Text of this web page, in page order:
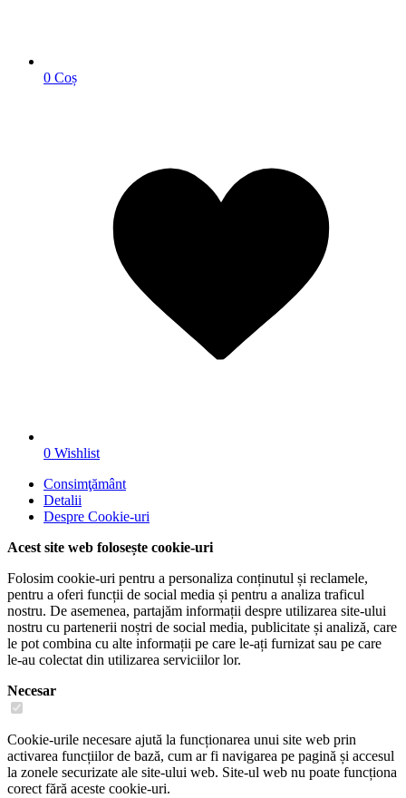
0 Coș
0 Wishlist
Consimţământ
Detalii
Despre Cookie-uri
Acest site web folosește cookie-uri
Folosim cookie-uri pentru a personaliza conținutul și reclamele,
pentru a oferi funcții de social media și pentru a analiza traficul
nostru. De asemenea, partajăm informații despre utilizarea site-ului
nostru cu partenerii noștri de social media, publicitate și analiză, care
le pot combina cu alte informații pe care le-ați furnizat sau pe care
le-au colectat din utilizarea serviciilor lor.
Necesar
Cookie-urile necesare ajută la funcționarea unui site web prin
activarea funcțiilor de bază, cum ar fi navigarea pe pagină și accesul
la zonele securizate ale site-ului web. Site-ul web nu poate funcționa
corect fără aceste cookie-uri.